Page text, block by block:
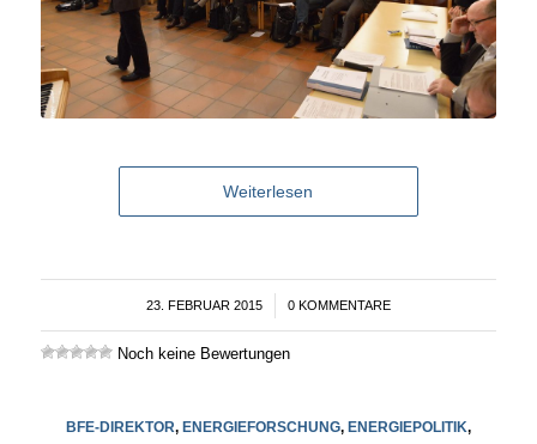
Weiterlesen
23. FEBRUAR 2015
/ 0 KOMMENTARE
Noch keine Bewertungen
BFE-DIREKTOR, ENERGIEFORSCHUNG, ENERGIEPOLITIK,